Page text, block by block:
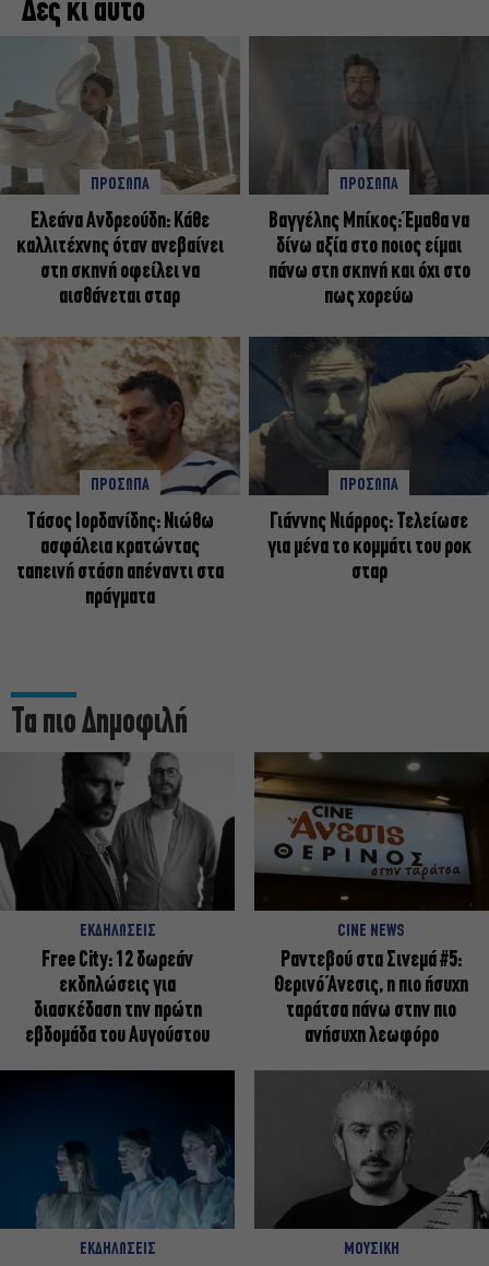
Δες κι αυτό
ΠΡΟΣΩΠΑ
Ελεάνα Ανδρεούδη: Κάθε
καλλιτέχνης όταν ανεβαίνει
στη σκηνή οφείλει να
αισθάνεται σταρ
ΠΡΟΣΩΠΑ
Βαγγέλης Μπίκος: Έμαθα να
δίνω αξία στο ποιος είμαι
πάνω στη σκηνή και όχι στο
πως χορεύω
ΠΡΟΣΩΠΑ
Tάσος Ιορδανίδης: Νιώθω
ασφάλεια κρατώντας
ταπεινή στάση απέναντι στα
πράγματα
ΠΡΟΣΩΠΑ
Γιάννης Νιάρρος: Τελείωσε
για μένα το κομμάτι του ροκ
σταρ
Τα πιο Δημοφιλή
ΕΚΔΗΛΩΣΕΙΣ
Free City: 12 δωρεάν
εκδηλώσεις για
διασκέδαση την πρώτη
εβδομάδα του Αυγούστου
CINE NEWS
Ραντεβού στα Σινεμά #5:
Θερινό Άνεσις, η πιο ήσυχη
ταράτσα πάνω στην πιο
ανήσυχη λεωφόρο
ΕΚΔΗΛΩΣΕΙΣ ΜΟΥΣΙΚΗ